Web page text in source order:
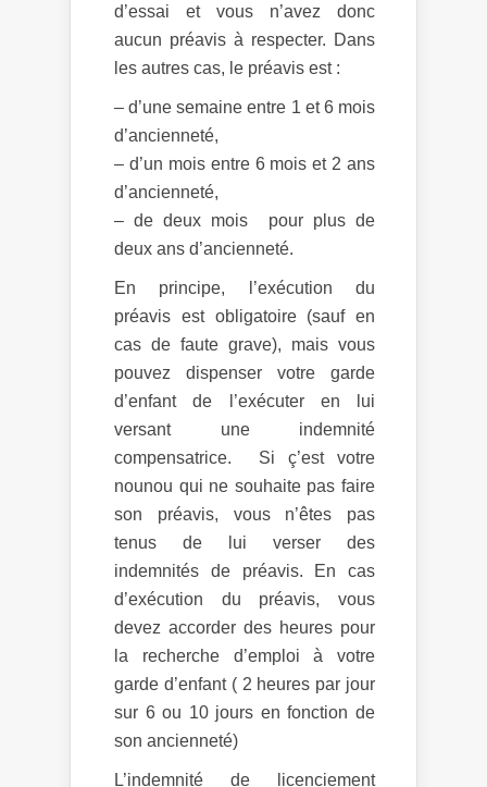
d’essai et vous n’avez donc
aucun préavis à respecter. Dans
les autres cas, le préavis est :
– d’une semaine entre 1 et 6 mois
d’ancienneté,
– d’un mois entre 6 mois et 2 ans
d’ancienneté,
– de deux mois pour plus de
deux ans d’ancienneté.
En principe, l’exécution du
préavis est obligatoire (sauf en
cas de faute grave), mais vous
pouvez dispenser votre garde
d’enfant de l’exécuter en lui
versant une indemnité
compensatrice. Si ç’est votre
nounou qui ne souhaite pas faire
son préavis, vous n’êtes pas
tenus de lui verser des
indemnités de préavis. En cas
d’exécution du préavis, vous
devez accorder des heures pour
la recherche d’emploi à votre
garde d’enfant ( 2 heures par jour
sur 6 ou 10 jours en fonction de
son ancienneté)
L’indemnité de licenciement